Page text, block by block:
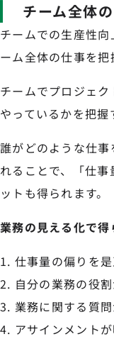
チーム全体
チームでの生産性
ーム全体の仕事を把
チームでプロジェ
やっているかを把握
誰がどのような仕
れることで、「仕
ットも得られます。
業務の見える化で得
仕事量の偏りを
自分の業務の役
業務に関する質
アサインメント